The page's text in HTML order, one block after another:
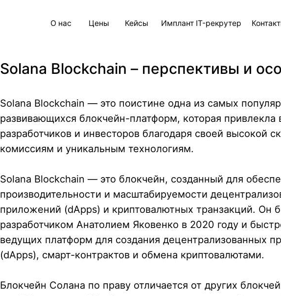
Цены Контакты Блог
Кейсы Имплант IT-рекрутер
Solana Blockchain – перспективы и
Solana Blockchain — это поистине одна из самых
развивающихся блокчейн-платформ, которая привлекла
разработчиков и инвесторов благодаря своей высокой
комиссиям и уникальным технологиям.
Solana Blockchain — это блокчейн, созданный для
производительности и масштабируемости
приложений (dApps) и криптовалютных транзакций. Он
разработчиком Анатолием Яковенко в 2020 году и
ведущих платформ для создания децентрализованных
(dApps), смарт-контрактов и обмена криптовалютами.
Блокчейн Солана по праву отличается от других